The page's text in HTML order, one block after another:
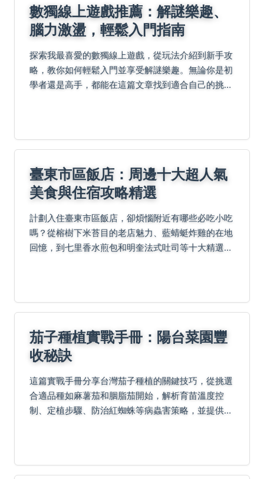
數獨線上遊戲推薦：解謎樂趣、
腦力激盪，輕鬆入門指南
探索我最喜愛的數獨線上遊戲，從玩法介紹到新手攻
略，教你如何輕鬆入門並享受解謎樂趣。無論你是初
學者還是高手，都能在這篇文章找到適合自己的挑戰
臺東市區飯店：周邊十大超人氣
美食與住宿攻略精選
計劃入住臺東市區飯店，卻煩惱附近有哪些必吃小吃
嗎？從榕樹下米苔目的老店魅力、藍蜻蜓炸雞的在地
回憶，到七里香水煎包和明奎法式吐司等十大精選，
茄子種植實戰手冊：陽台菜園豐
收秘訣
這篇實戰手冊分享台灣茄子種植的關鍵技巧，從挑選
合適品種如麻薯茄和胭脂茄開始，解析育苗溫度控
制、定植步驟、防治紅蜘蛛等病蟲害策略，並提供施